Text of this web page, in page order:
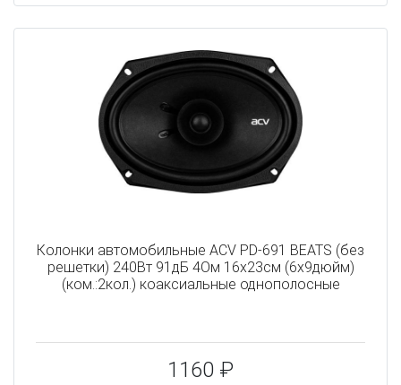
Колонки автомобильные ACV PD-691 BEATS (без
решетки) 240Вт 91дБ 4Ом 16x23см (6x9дюйм)
(ком.:2кол.) коаксиальные однополосные
1160 ₽